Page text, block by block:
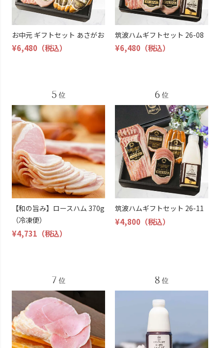
お中元 ギフトセット あさがお
¥6,480 （税込）
筑波ハムギフトセット 26-08
¥6,480 （税込）
【和の旨み】ロースハム 370g
（冷凍便）
¥4,731 （税込）
筑波ハムギフトセット 26-11
¥4,800 （税込）